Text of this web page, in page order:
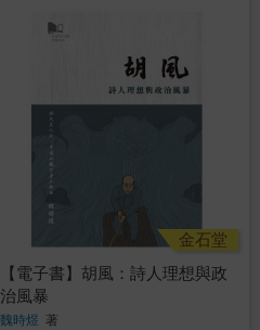
金石堂
【電子書】胡風：詩人理想與政
治風暴
魏時煜 著